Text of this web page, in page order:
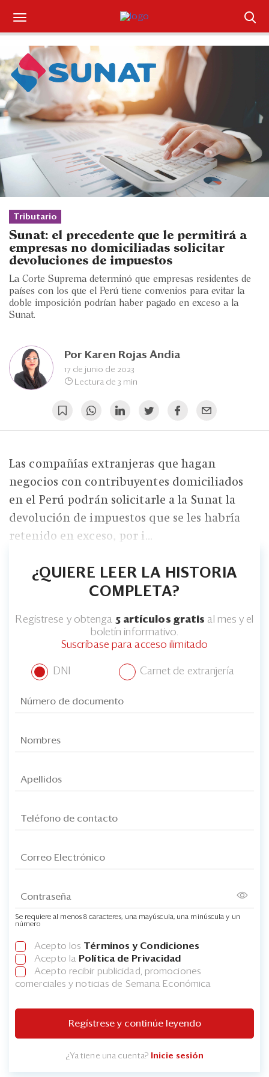
Suscríbase
Iniciar sesión
Portada
¿Qué está pasando?
Sectores y Empresas
Management
Economía y Finanzas
Legal y Política
Blogs
Edición Impresa
Tributario
Sunat: el precedente que le permitirá a
empresas no domiciliadas solicitar
devoluciones de impuestos
La Corte Suprema determinó que empresas residentes de
países con los que el Perú tiene convenios para evitar la
doble imposición podrían haber pagado en exceso a la
Sunat.
Por Karen Rojas Andia
17 de junio de 2023
Lectura de 3 min
Las compañías extranjeras que hagan
negocios con contribuyentes domiciliados
en el Perú podrán solicitarle a la Sunat la
devolución de impuestos que se les habría
retenido en exceso, por i...
¿QUIERE LEER LA HISTORIA
COMPLETA?
Regístrese y obtenga 5 artículos gratis al mes y el
boletín informativo.
Suscríbase para acceso ilimitado
DNI Carnet de extranjería
Se requiere al menos 8 caracteres, una mayúscula, una minúscula y un
número
Acepto los Términos y Condiciones
Acepto la Política de Privacidad
Acepto recibir publicidad, promociones
comerciales y noticias de Semana Económica
Regístrese y continúe leyendo
¿Ya tiene una cuenta? Inicie sesión